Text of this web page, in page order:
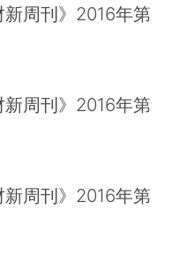
周刊》2016年第
周刊》2016年第
周刊》2016年第